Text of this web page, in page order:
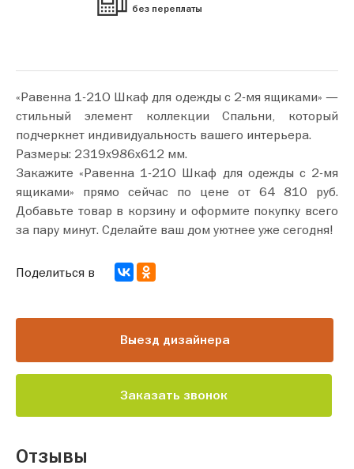
без переплаты
«Равенна 1-21О Шкаф для одежды с 2-мя ящиками» —
стильный элемент коллекции Спальни, который
подчеркнет индивидуальность вашего интерьера.
Размеры: 2319х986х612 мм.
Закажите «Равенна 1-21О Шкаф для одежды с 2-мя
ящиками» прямо сейчас по цене от 64 810 руб.
Добавьте товар в корзину и оформите покупку всего
за пару минут. Сделайте ваш дом уютнее уже сегодня!
Выезд дизайнера
Заказать звонок
Поделиться в
Отзывы